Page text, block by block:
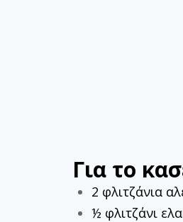
Για το
2 φλιτζάνια
½ φλιτζάνι